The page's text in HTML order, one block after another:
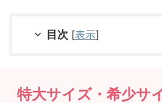
目次 [表示]
特大サイズ・希少サ